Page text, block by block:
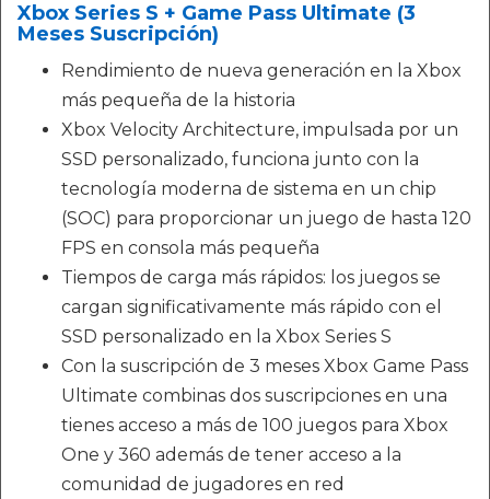
Xbox Series S + Game Pass Ultimate (3
Meses Suscripción)
Rendimiento de nueva generación en la Xbox
más pequeña de la historia
Xbox Velocity Architecture, impulsada por un
SSD personalizado, funciona junto con la
tecnología moderna de sistema en un chip
(SOC) para proporcionar un juego de hasta 120
FPS en consola más pequeña
Tiempos de carga más rápidos: los juegos se
cargan significativamente más rápido con el
SSD personalizado en la Xbox Series S
Con la suscripción de 3 meses Xbox Game Pass
Ultimate combinas dos suscripciones en una
tienes acceso a más de 100 juegos para Xbox
One y 360 además de tener acceso a la
comunidad de jugadores en red